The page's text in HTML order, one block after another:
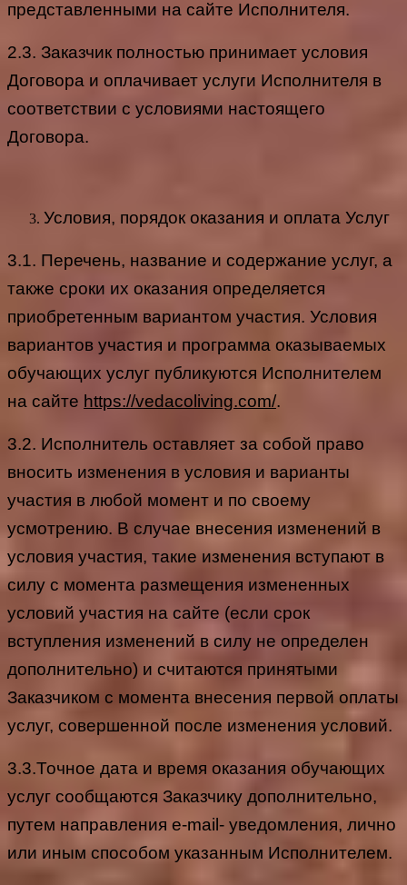
представленными на сайте Исполнителя.
2.3. Заказчик полностью принимает условия
Договора и оплачивает услуги Исполнителя в
соответствии с условиями настоящего
Договора.
Условия, порядок оказания и оплата Услуг
3.1. Перечень, название и содержание услуг, а
также сроки их оказания определяется
приобретенным вариантом участия. Условия
вариантов участия и программа оказываемых
обучающих услуг публикуются Исполнителем
на сайте https://vedacoliving.com/.
3.2. Исполнитель оставляет за собой право
вносить изменения в условия и варианты
участия в любой момент и по своему
усмотрению. В случае внесения изменений в
условия участия, такие изменения вступают в
силу с момента размещения измененных
условий участия на сайте (если срок
вступления изменений в силу не определен
дополнительно) и считаются принятыми
Заказчиком с момента внесения первой оплаты
услуг, совершенной после изменения условий.
3.3.Точное дата и время оказания обучающих
услуг сообщаются Заказчику дополнительно,
путем направления e-mail- уведомления, лично
или иным способом указанным Исполнителем.